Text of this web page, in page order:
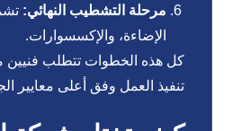
مرحلة التشطيب النهائي:
الإضاءة، والإكسسوارات.
كل هذه الخطوات تتطلب فنيين
تنفيذ العمل وفق أعلى معايير